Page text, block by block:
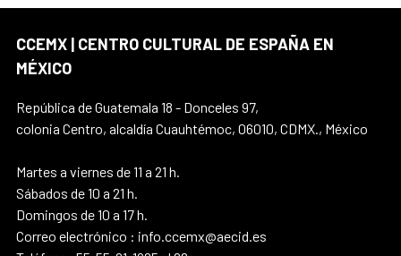
CCEMX | CENTRO CULTURAL DE ESPAÑA EN
MÉXICO
República de Guatemala 18 - Donceles 97,
colonia Centro, alcaldía Cuauhtémoc, 06010, CDMX., México
Martes a viernes de 11 a 21 h.
Sábados de 10 a 21 h.
Domingos de 10 a 17 h.
Correo electrónico : info.ccemx@aecid.es